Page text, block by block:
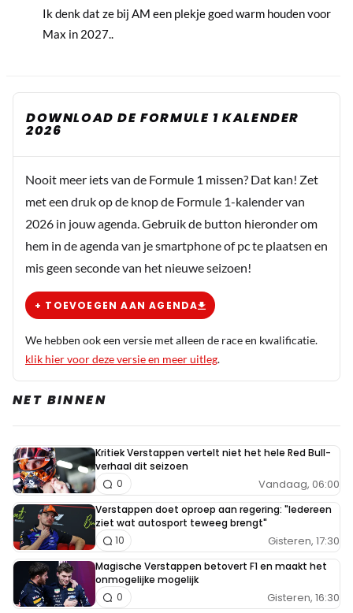
Ik denk dat ze bij AM een plekje goed warm houden voor
Max in 2027..
DOWNLOAD DE FORMULE 1 KALENDER
2026
Nooit meer iets van de Formule 1 missen? Dat kan! Zet
met een druk op de knop de Formule 1-kalender van
2026 in jouw agenda. Gebruik de button hieronder om
hem in de agenda van je smartphone of pc te plaatsen en
mis geen seconde van het nieuwe seizoen!
+ TOEVOEGEN AAN AGENDA
We hebben ook een versie met alleen de race en kwalificatie.
klik hier voor deze versie en meer uitleg.
NET BINNEN
Kritiek Verstappen vertelt niet het hele Red Bull-
verhaal dit seizoen
Vandaag, 06:00
0
Verstappen doet oproep aan regering: "Iedereen
ziet wat autosport teweeg brengt"
Gisteren, 17:30
10
Magische Verstappen betovert F1 en maakt het
onmogelijke mogelijk
Gisteren, 16:30
0